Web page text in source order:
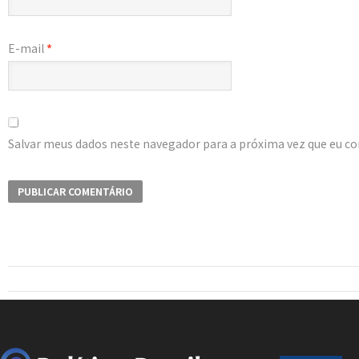
E-mail*
Salvar meus dados neste navegador para a próxima vez que eu